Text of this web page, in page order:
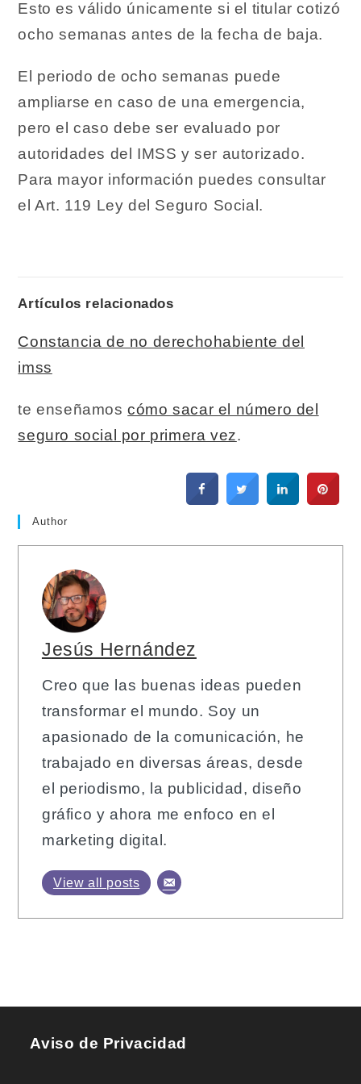
Esto es válido únicamente si el titular cotizó
ocho semanas antes de la fecha de baja.
El periodo de ocho semanas puede
ampliarse en caso de una emergencia,
pero el caso debe ser evaluado por
autoridades del IMSS y ser autorizado.
Para mayor información puedes consultar
el Art. 119 Ley del Seguro Social.
Artículos relacionados
Constancia de no derechohabiente del
imss
te enseñamoscómo sacar el número del
seguro social por primera vez.
Author
Jesús Hernández
Creo que las buenas ideas pueden
transformar el mundo. Soy un
apasionado de la comunicación, he
trabajado en diversas áreas, desde
el periodismo, la publicidad, diseño
gráfico y ahora me enfoco en el
marketing digital.
View all posts
Aviso de Privacidad